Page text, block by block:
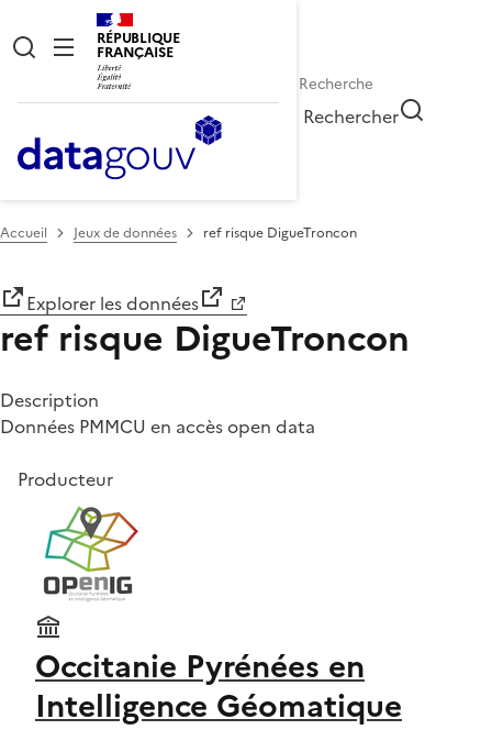
RÉPUBLIQUE
FRANÇAISE
Rechercher
Accueil Jeux de données ref risque DigueTroncon
Explorer les données
ref risque DigueTroncon
Description
Données PMMCU en accès open data
Producteur
Occitanie Pyrénées en
Intelligence Géomatique